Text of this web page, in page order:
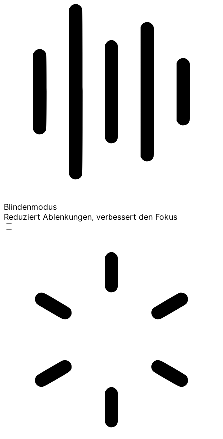
Blindenmodus
Reduziert Ablenkungen, verbessert den Fokus